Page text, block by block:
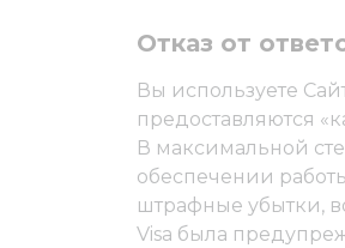
Отказ от
Вы используете
предоставляются
В максимальной
обеспечении
штрафные убытки,
Visa была